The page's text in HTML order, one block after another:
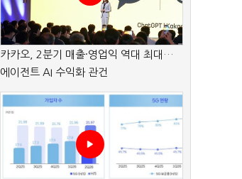
카카오, 2분기 매출·영업익 역대 최대…
에이전트 AI 수익화 관건